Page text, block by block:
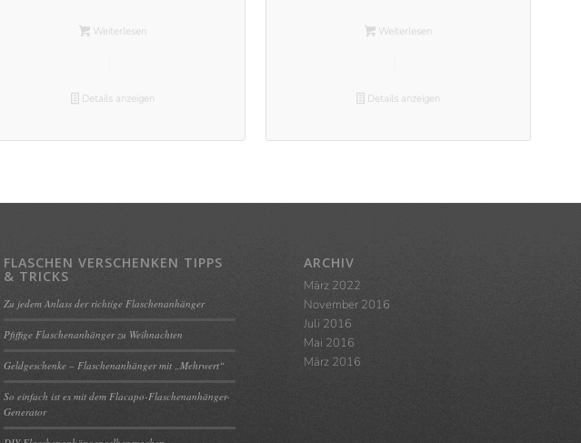
Weiterlesen
Details anzeigen
Weiterlesen
Details anzeigen
FLASCHEN VERSCHENKEN TIPPS
& TRICKS
Zu jedem Anlass der richtige Flaschenanhänger
Pfiffige Flaschenanhänger zu Weihnachten
Geldgeschenke – Flaschenanhänger mit „Mehrwert“
So einfach ist es mit dem Flacapo-Flaschenanhänger-
Generator
ARCHIV
März 2022
November 2016
Juli 2016
Mai 2016
März 2016